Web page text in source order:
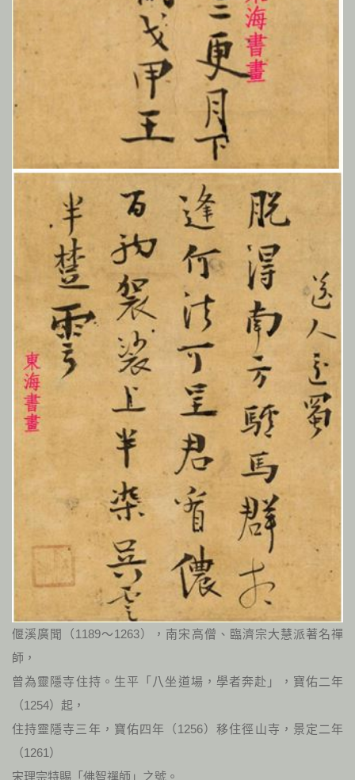
偃溪廣聞（1189～1263），南宋高僧、臨濟宗大慧派著名禪
師，
曾為靈隱寺住持。生平「八坐道場，學者奔赴」，寶佑二年
（1254）起，
住持靈隱寺三年，寶佑四年（1256）移住徑山寺，景定二年
（1261）
宋理宗特賜「佛智禪師」之號。